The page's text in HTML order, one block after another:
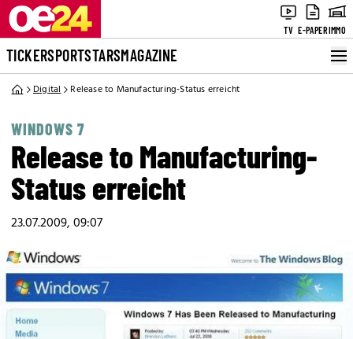
TV E-PAPERIMMO
TICKERSPORTSTARSMAGAZINE
Digital Release to Manufacturing-Status erreicht
WINDOWS 7
Release to Manufacturing-
Status erreicht
23.07.2009, 09:07